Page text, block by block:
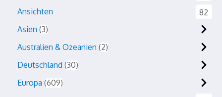
Ansichten
82
Asien 3
Australien & Ozeanien 2
Deutschland 30
Europa 609